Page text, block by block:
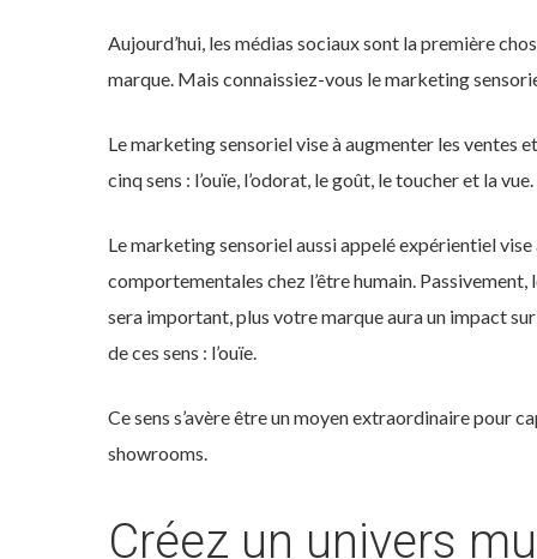
Aujourd’hui, les médias sociaux sont la première
marque. Mais connaissiez-vous le marketing
Le marketing sensoriel vise à augmenter les ventes
cinq sens : l’ouïe, l’odorat, le goût, le toucher et la vue.
Le marketing sensoriel aussi appelé expérientiel
comportementales chez l’être humain.
sera important, plus votre marque aura un impact
de ces sens : l’ouïe.
Ce sens s’avère être un moyen extraordinaire pour
showrooms.
Créez un univers